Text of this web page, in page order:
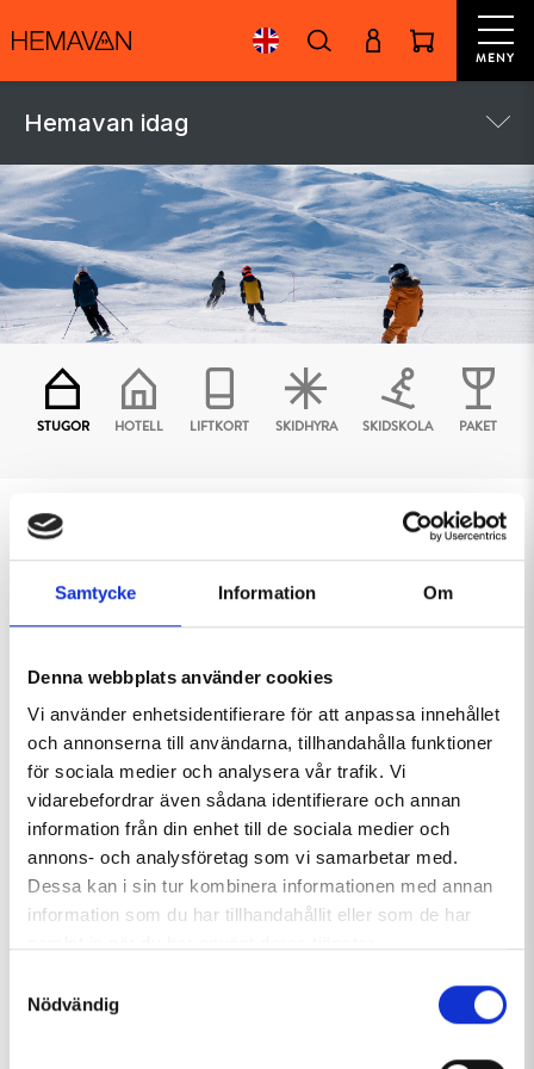
Samtycke Information Om
Denna webbplats använder cookies
Vi använder enhetsidentifierare för att anpassa innehållet
och annonserna till användarna, tillhandahålla funktioner
för sociala medier och analysera vår trafik. Vi
vidarebefordrar även sådana identifierare och annan
information från din enhet till de sociala medier och
annons- och analysföretag som vi samarbetar med.
Dessa kan i sin tur kombinera informationen med annan
information som du har tillhandahållit eller som de har
Nödvändig
MENY
Hemavan idag
STUGOR HOTELL LIFTKORT SKIDHYRA SKIDSKOLA PAKET
Villkor
Våra skidpassbestämmelser
Som medlemmar i SLAO, Svenska liftanläggningars
rekommendationer gällande skidpassen. Nedan finner
du delar av skidpassbestämmelserna.
Skidpasset är personligt och får ej överlåtas. Foto är
obligatoriskt på skidpass som gäller minst 5 dagar.
Signatur är obligatoriskt på alla skidpass som inte har
foto.
Skidpass med valfria dagar gäller endast den säsong de är
med Konsumentverket och SLAO.
SLAOs Lilla